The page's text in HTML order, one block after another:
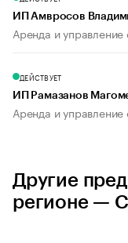
ИП Амвросов
Аренда и
ДЕЙСТВУЕТ
ИП Рамазанов
Аренда и
Другие
регионе —